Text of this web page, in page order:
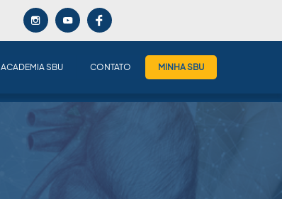
ACADEMIA SBU CONTATO MINHA SBU